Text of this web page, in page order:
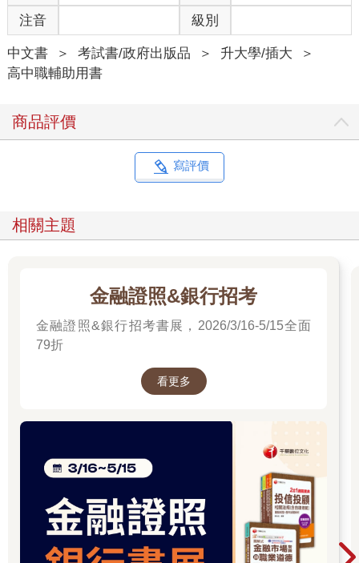
注音 級別
中文書 ＞ 考試書/政府出版品 ＞ 升大學/插大
＞
高中職輔助用書
商品評價
寫評價
相關主題
金融證照&銀行招考
金融證照&銀行招考書展，2026/3/16-5/15全面
79折
看更多